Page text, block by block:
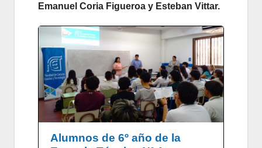
Emanuel Coria Figueroa y Esteban Vittar.
Alumnos de 6º año de la